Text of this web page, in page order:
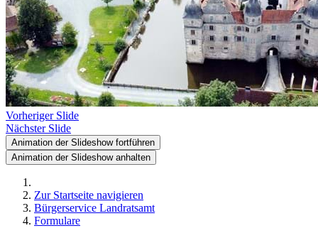
Vorheriger Slide
Nächster Slide
Animation der Slideshow fortführen
Animation der Slideshow anhalten
Zur Startseite navigieren
Bürgerservice Landratsamt
Formulare